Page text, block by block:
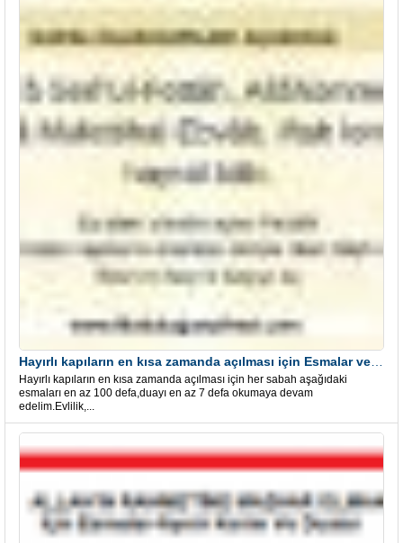
Hayırlı kapıların en kısa zamanda açılması için her sabah aşağıdaki
esmaları en az 100 defa,duayı en az 7 defa okumaya devam
edelim.Evlilik,...